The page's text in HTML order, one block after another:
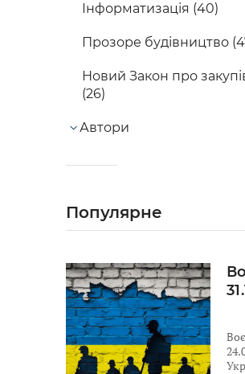
Інформатизація (40)
Прозоре будівництво
Новий Закон про
(26)
Автори
Популярне